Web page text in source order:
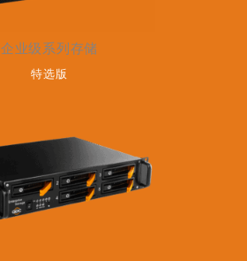
企业级系列存储
特选版